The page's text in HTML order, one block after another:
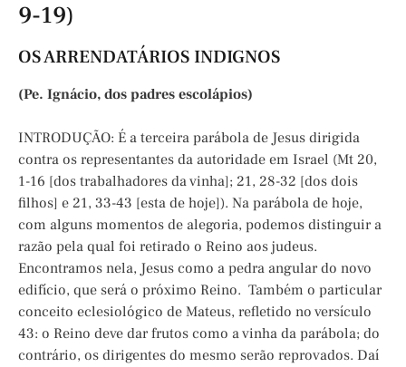
9-19)
OS ARRENDATÁRIOS INDIGNOS
(Pe. Ignácio, dos padres escolápios)
INTRODUÇÃO: É a terceira parábola de Jesus dirigida
contra os representantes da autoridade em Israel (Mt 20,
1-16 [dos trabalhadores da vinha]; 21, 28-32 [dos dois
filhos] e 21, 33-43 [esta de hoje]). Na parábola de hoje,
com alguns momentos de alegoria, podemos distinguir a
razão pela qual foi retirado o Reino aos judeus.
Encontramos nela, Jesus como a pedra angular do novo
edifício, que será o próximo Reino. Também o particular
conceito eclesiológico de Mateus, refletido no versículo
43: o Reino deve dar frutos como a vinha da parábola; do
contrário, os dirigentes do mesmo serão reprovados. Daí